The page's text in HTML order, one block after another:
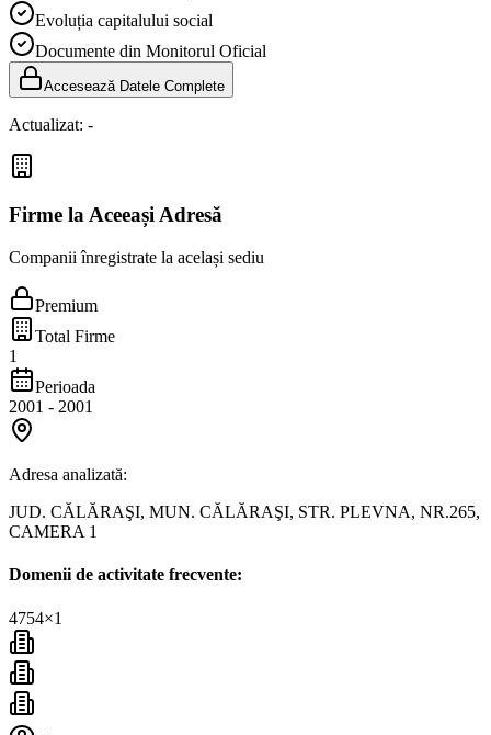
Evoluția capitalului social
Documente din Monitorul Oficial
Accesează Datele Complete
Actualizat: -
Firme la Aceeași Adresă
Companii înregistrate la același sediu
Premium
Total Firme
1
Perioada
2001 - 2001
Adresa analizată:
JUD. CĂLĂRAŞI, MUN. CĂLĂRAŞI, STR. PLEVNA, NR.265,
CAMERA 1
Domenii de activitate frecvente:
4754×1